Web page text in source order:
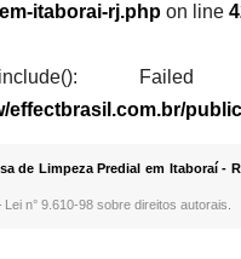
itaborai-rj.php on line
Failed
effectbrasil.com.br/
de Limpeza Predial em Itaboraí -
Lei n° 9.610-98 sobre direitos autorais